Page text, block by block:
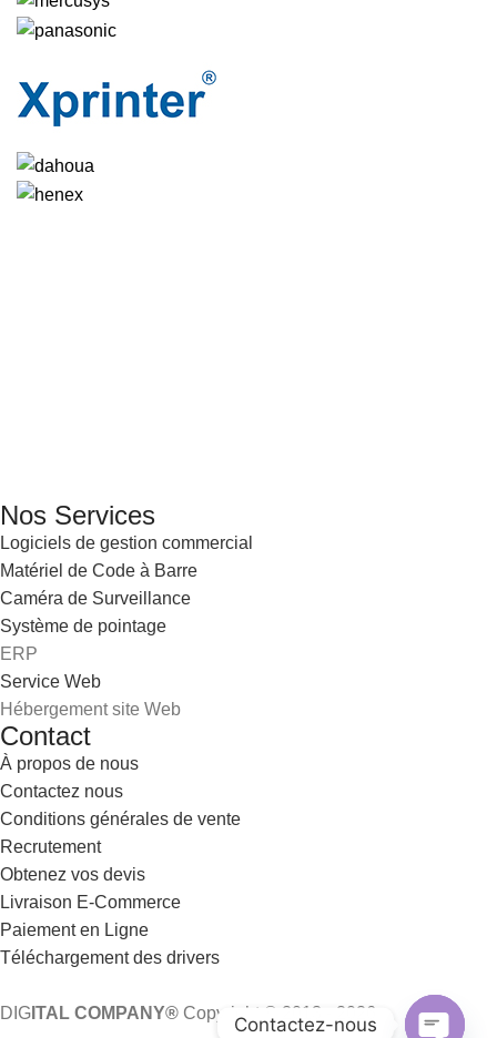
Nos Services
Logiciels de gestion commercial
Matériel de Code à Barre
Caméra de Surveillance
Système de pointage
ERP
Service Web
Hébergement site Web
Contact
À propos de nous
Contactez nous
Conditions générales de vente
Recrutement
Obtenez vos devis
Livraison E-Commerce
Paiement en Ligne
Téléchargement des drivers
DIG ITAL COMPANY® Copyright © 2013 - 2026
Contactez-nous